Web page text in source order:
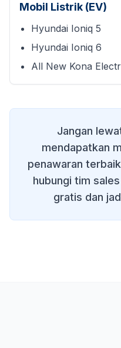
Mobil Listrik (EV)
Hyundai Ioniq 5
Hyundai Ioniq 6
All New Kona
Jangan
mendapatkan
penawaran
hubungi tim
gratis dan